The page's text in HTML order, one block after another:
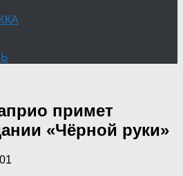
примет
«Чёрной руки»